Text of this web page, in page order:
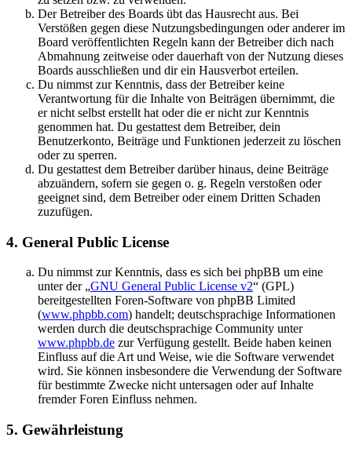
Der Betreiber des Boards übt das Hausrecht aus. Bei
Verstößen gegen diese Nutzungsbedingungen oder anderer im
Board veröffentlichten Regeln kann der Betreiber dich nach
Abmahnung zeitweise oder dauerhaft von der Nutzung dieses
Boards ausschließen und dir ein Hausverbot erteilen.
Du nimmst zur Kenntnis, dass der Betreiber keine
Verantwortung für die Inhalte von Beiträgen übernimmt, die
er nicht selbst erstellt hat oder die er nicht zur Kenntnis
genommen hat. Du gestattest dem Betreiber, dein
Benutzerkonto, Beiträge und Funktionen jederzeit zu löschen
oder zu sperren.
Du gestattest dem Betreiber darüber hinaus, deine Beiträge
abzuändern, sofern sie gegen o. g. Regeln verstoßen oder
geeignet sind, dem Betreiber oder einem Dritten Schaden
zuzufügen.
4. General Public License
Du nimmst zur Kenntnis, dass es sich bei phpBB um eine
unter der „GNU General Public License v2“ (GPL)
bereitgestellten Foren-Software von phpBB Limited
(www.phpbb.com) handelt; deutschsprachige Informationen
werden durch die deutschsprachige Community unter
www.phpbb.de zur Verfügung gestellt. Beide haben keinen
Einfluss auf die Art und Weise, wie die Software verwendet
wird. Sie können insbesondere die Verwendung der Software
für bestimmte Zwecke nicht untersagen oder auf Inhalte
fremder Foren Einfluss nehmen.
5. Gewährleistung